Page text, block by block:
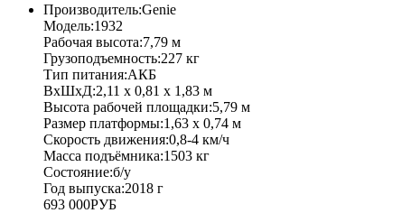
Производитель:Genie
Модель:1932
Рабочая высота:7,79 м
Грузоподъемность:227 кг
Тип питания:АКБ
ВхШхД:2,11 х 0,81 х 1,83 м
Высота рабочей площадки:5,79 м
Размер платформы:1,63 х 0,74 м
Скорость движения:0,8-4 км/ч
Масса подъёмника:1503 кг
Состояние:б/у
Год выпуска:2018 г
693 000РУБ